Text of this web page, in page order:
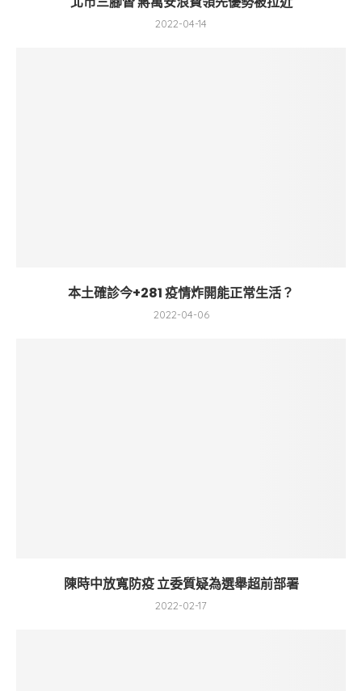
2022-04-14
本土確診今+281 疫情炸開能正常生活？
2022-04-06
陳時中放寬防疫 立委質疑為選舉超前部署
2022-02-17